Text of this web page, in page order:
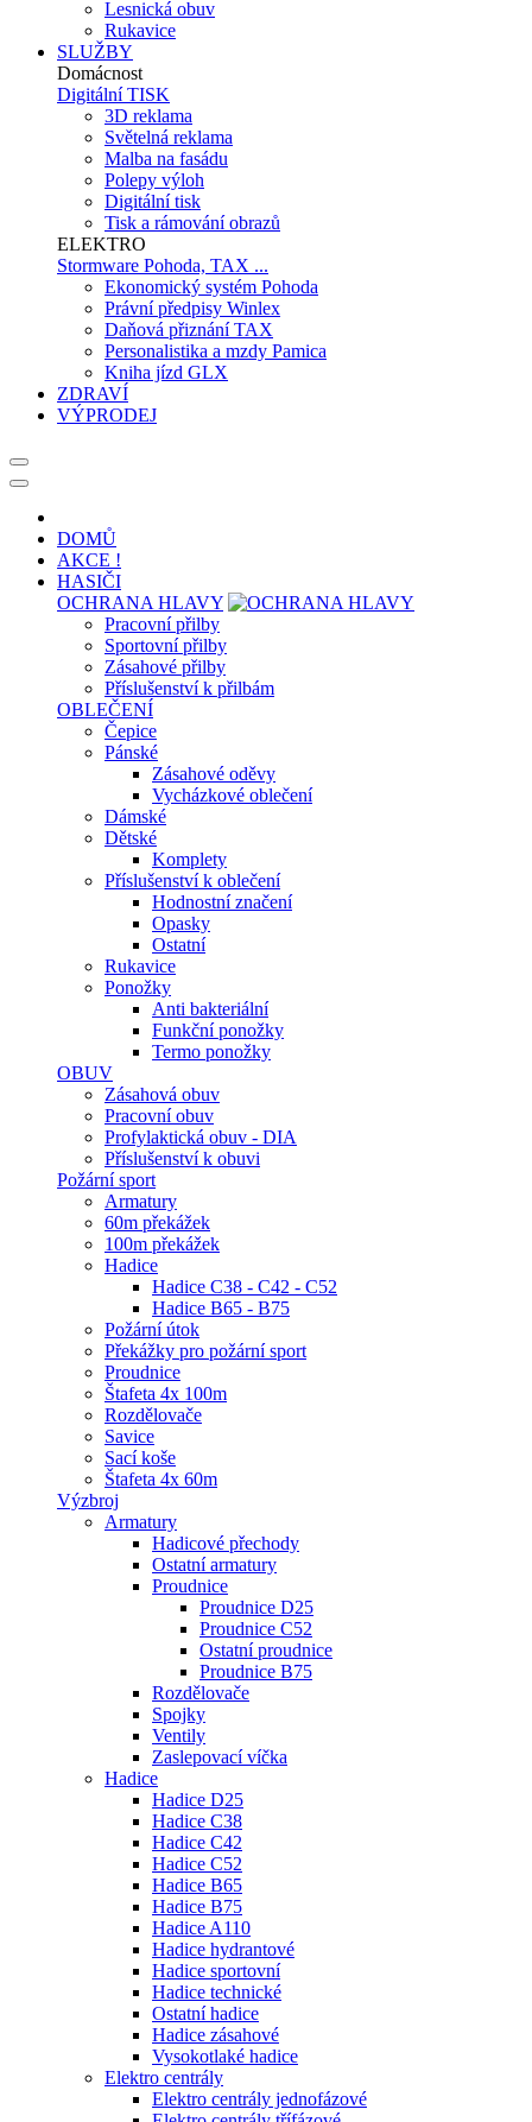
Lesnická obuv
Rukavice
SLUŽBY
Domácnost
Digitální TISK
3D reklama
Světelná reklama
Malba na fasádu
Polepy výloh
Digitální tisk
Tisk a rámování obrazů
ELEKTRO
Stormware Pohoda, TAX ...
Ekonomický systém Pohoda
Právní předpisy Winlex
Daňová přiznání TAX
Personalistika a mzdy Pamica
Kniha jízd GLX
ZDRAVÍ
VÝPRODEJ
DOMŮ
AKCE !
HASIČI
OCHRANA HLAVY
Pracovní přilby
Sportovní přilby
Zásahové přilby
Příslušenství k přilbám
OBLEČENÍ
Čepice
Pánské
Zásahové oděvy
Vycházkové oblečení
Dámské
Dětské
Komplety
Příslušenství k oblečení
Hodnostní značení
Opasky
Ostatní
Rukavice
Ponožky
Anti bakteriální
Funkční ponožky
Termo ponožky
OBUV
Zásahová obuv
Pracovní obuv
Profylaktická obuv - DIA
Příslušenství k obuvi
Požární sport
Armatury
60m překážek
100m překážek
Hadice
Hadice C38 - C42 - C52
Hadice B65 - B75
Požární útok
Překážky pro požární sport
Proudnice
Štafeta 4x 100m
Rozdělovače
Savice
Sací koše
Štafeta 4x 60m
Výzbroj
Armatury
Hadicové přechody
Ostatní armatury
Proudnice
Proudnice D25
Proudnice C52
Ostatní proudnice
Proudnice B75
Rozdělovače
Spojky
Ventily
Zaslepovací víčka
Hadice
Hadice D25
Hadice C38
Hadice C42
Hadice C52
Hadice B65
Hadice B75
Hadice A110
Hadice hydrantové
Hadice sportovní
Hadice technické
Ostatní hadice
Hadice zásahové
Vysokotlaké hadice
Elektro centrály
Elektro centrály jednofázové